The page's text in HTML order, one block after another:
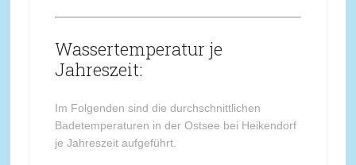
Wassertemperatur je
Jahreszeit:
Im Folgenden sind die durchschnittlichen
Badetemperaturen in der Ostsee bei Heikendorf
je Jahreszeit aufgeführt.